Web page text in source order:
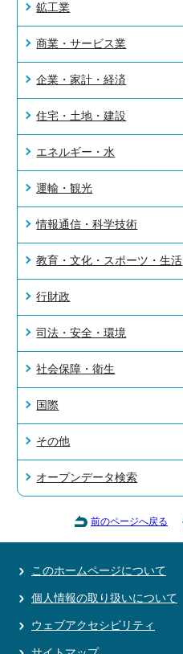
鉱工業
商業・サービス業
企業・家計・経済
住宅・土地・建設
エネルギー・水
運輸・観光
情報通信・科学技術
教育・文化・スポーツ・生活
行財政
司法・安全・環境
社会保障・衛生
国際
その他
オープンデータ検索
前のページへ戻る
このホームページについて
個人情報の取り扱いについて
ウェブアクセシビリティ